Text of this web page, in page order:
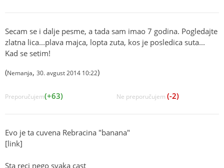
Secam se i dalje pesme, a tada sam imao 7 godina. Pogledajte
zlatna lica...plava majca, lopta zuta, kos je posledica suta...
Kad se setim!
(Nemanja, 30. avgust 2014 10:22)
Preporučujem(+63) Ne preporučujem (-2)
Evo je ta cuvena Rebracina "banana"
[link]
Sta reci nego svaka cast